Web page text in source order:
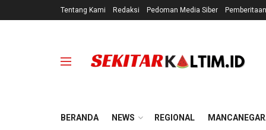
Tentang Kami Redaksi Pedoman Media Siber
BERANDA NEWS REGIONAL